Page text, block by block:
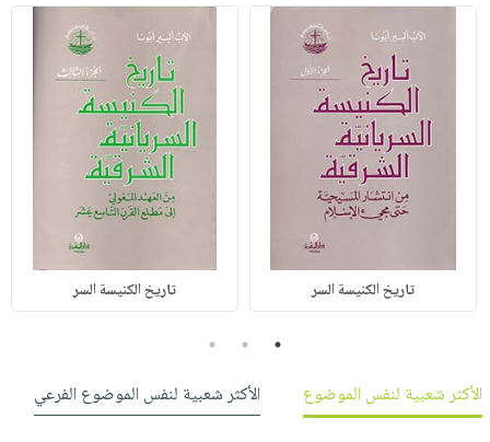
تاريخ الكنيسة السر تاريخ الكنيسة السر
1
2
3
الأكثر شعبية لنفس الموضوع
الأكثر شعبية لنفس الموضوع الفرعي